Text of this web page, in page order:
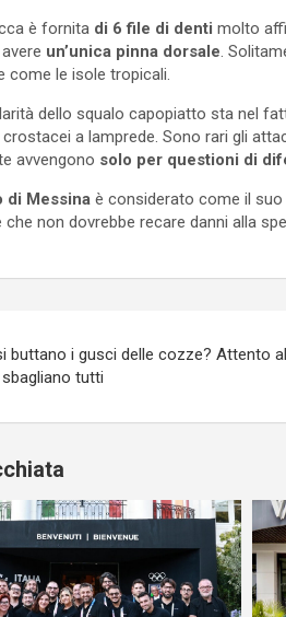
è fornita di 6 file di denti molto
un’unica pinna dorsale .
come le isole tropicali.
dello squalo capopiatto sta nel
a lamprede. Sono rari gli
avvengono solo per questioni di
di Messina è considerato come il
che non dovrebbe recare danni alla
buttano i gusci delle cozze? Attento
tutti